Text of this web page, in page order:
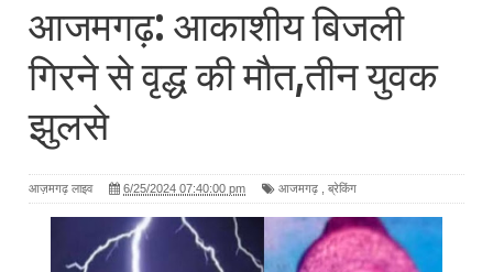
आजमगढ़: आकाशीय बिजली
गिरने से वृद्ध की मौत,तीन युवक
झुलसे
आज़मगढ़ लाइव 6/25/2024 07:40:00 pm आजमगढ़ ब्रेकिंग